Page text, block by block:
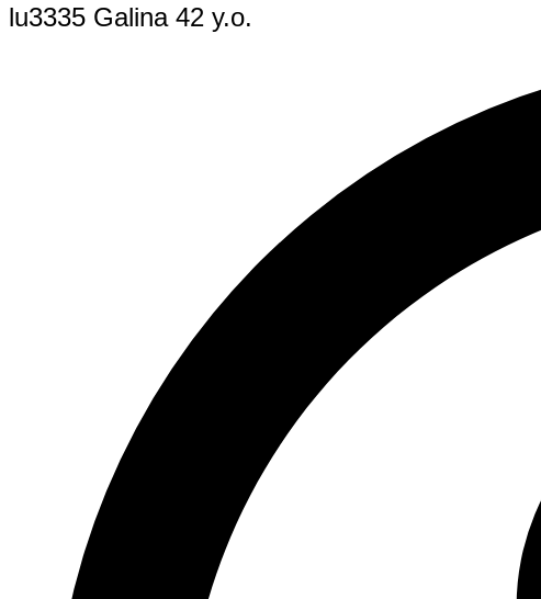
lu3335 Galina 42 y.o.